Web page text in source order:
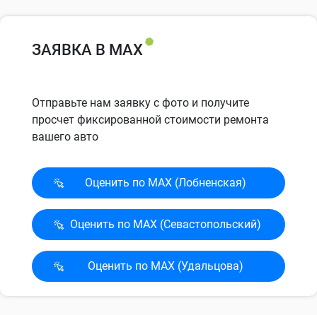
ЗАЯВКА В MAX
Отправьте нам заявку с фото и получите
просчет фиксированной стоимости ремонта
вашего авто
Оценить по MAX (Лобненская)
Оценить по MAX (Севасто­польский)
Оценить по MAX (Удальцова)